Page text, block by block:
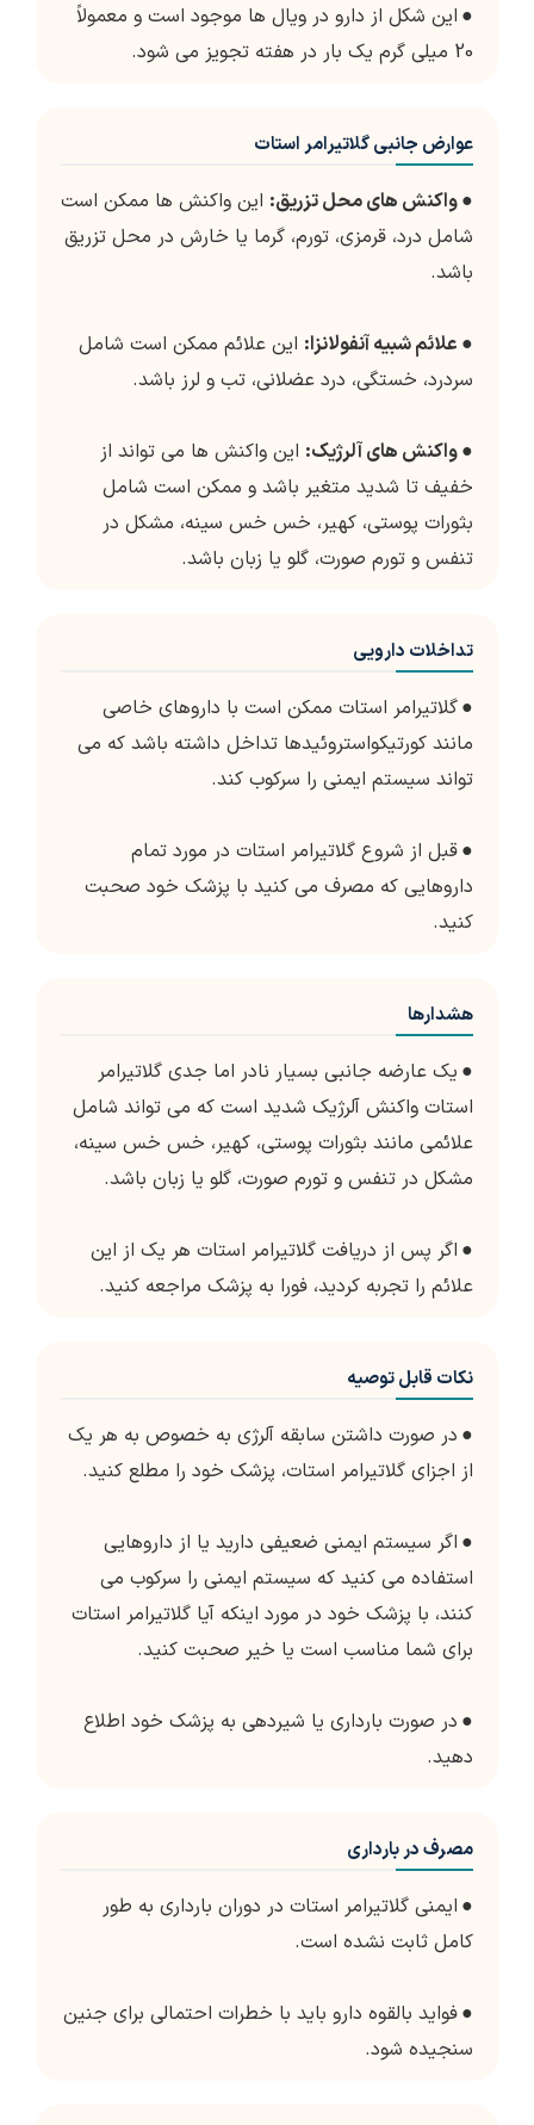
● این شکل از دارو در ویال ها موجود است و معمولاً
20 میلی گرم یک بار در هفته تجویز می شود.
عوارض جانبی گلاتیرامر استات
●واکنش های محل تزریق: این واکنش ها ممکن است
شامل درد، قرمزی، تورم، گرما یا خارش در محل تزریق
باشد.
● علائم شبیه آنفولانزا: این علائم ممکن است شامل
سردرد، خستگی، درد عضلانی، تب و لرز باشد.
●واکنش های آلرژیک: این واکنش ها می تواند از
خفیف تا شدید متغیر باشد و ممکن است شامل
بثورات پوستی، کهیر، خس خس سینه، مشکل در
تنفس و تورم صورت، گلو یا زبان باشد.
تداخلات دارویی
●گلاتیرامر استات ممکن است با داروهای خاصی
مانند کورتیکواستروئیدها تداخل داشته باشد که می
تواند سیستم ایمنی را سرکوب کند.
●قبل از شروع گلاتیرامر استات در مورد تمام
داروهایی که مصرف می کنید با پزشک خود صحبت
کنید.
هشدارها
● یک عارضه جانبی بسیار نادر اما جدی گلاتیرامر
استات واکنش آلرژیک شدید است که می تواند شامل
علائمی مانند بثورات پوستی، کهیر، خس خس سینه،
مشکل در تنفس و تورم صورت، گلو یا زبان باشد.
● اگر پس از دریافت گلاتیرامر استات هر یک از این
علائم را تجربه کردید، فورا به پزشک مراجعه کنید.
نکات قابل توصیه
● در صورت داشتن سابقه آلرژی به خصوص به هر یک
از اجزای گلاتیرامر استات، پزشک خود را مطلع کنید.
● اگر سیستم ایمنی ضعیفی دارید یا از داروهایی
استفاده می کنید که سیستم ایمنی را سرکوب می
کنند، با پزشک خود در مورد اینکه آیا گلاتیرامر استات
برای شما مناسب است یا خیر صحبت کنید.
● در صورت بارداری یا شیردهی به پزشک خود اطلاع
دهید.
مصرف در بارداری
● ایمنی گلاتیرامر استات در دوران بارداری به طور
کامل ثابت نشده است.
●فواید بالقوه دارو باید با خطرات احتمالی برای جنین
سنجیده شود.